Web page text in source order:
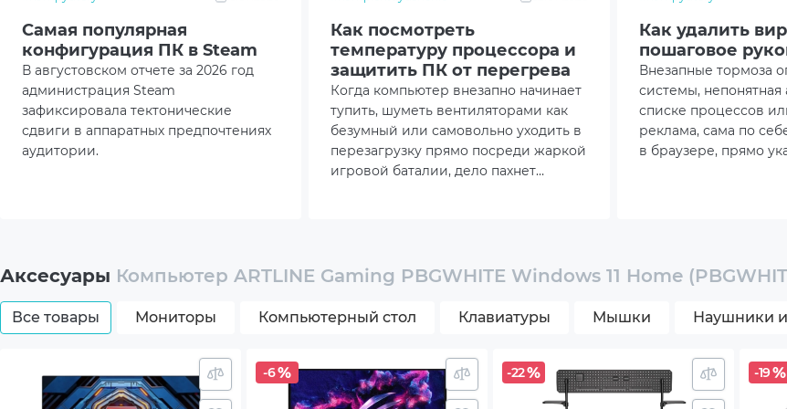
Высокопроизводительный SSD стандарта NVME
Сверхэффективный воздушный кулер на процессоре
Модуль беспроводной связи Wi-Fi 802.11ax
ПК, техпаспорт, кабель питания
12
Цвет White
*Характеристики и комплектация товара могут изменяться изготовителем без уведомления.
Самая популярная
конфигурация ПК в Steam
В августовском отчете за 2026 год
администрация Steam
зафиксировала тектонические
сдвиги в аппаратных предпочтениях
аудитории.
Как посмотреть
температуру процессора и
защитить ПК от перегрева
Когда компьютер внезапно начинает
тупить, шуметь вентиляторами как
безумный или самовольно уходить в
перезагрузку прямо посреди жаркой
игровой баталии, дело пахнет
Как удалить
пошаговое
Внезапные тормоза
системы, непонятная
списке процессов
реклама, сама по
в браузере, прямо
Аксесуары Компьютер ARTLINE Gaming PBGWHITE Windows 11 Home
Все товары Мониторы Компьютерный стол Клавиатуры Мышки Наушники
-6 -22 -19